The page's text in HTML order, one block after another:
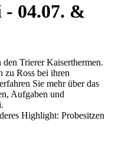
- 04.07. &
Trierer Kaiserthermen.
zu Ross bei ihren
Sie mehr über das
Aufgaben und
Highlight: Probesitzen